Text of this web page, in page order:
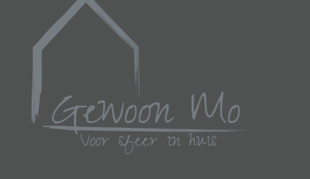
productpagina